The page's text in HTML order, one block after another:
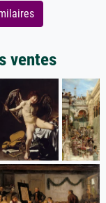
ventes